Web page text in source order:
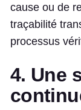
cause ou de
traçabilité
processus
4. Une